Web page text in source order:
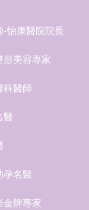
-怡康醫院院長
形美容專家
科醫師
醫
孕名醫
金牌專家